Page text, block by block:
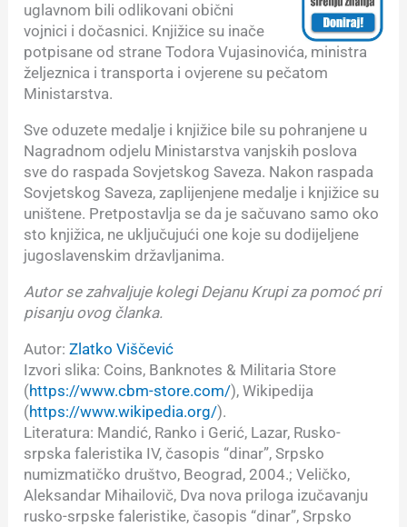
uglavnom bili odlikovani obični
vojnici i dočasnici. Knjižice su inače
potpisane od strane Todora Vujasinovića, ministra
željeznica i transporta i ovjerene su pečatom
Ministarstva.
Sve oduzete medalje i knjižice bile su pohranjene u
Nagradnom odjelu Ministarstva vanjskih poslova
sve do raspada Sovjetskog Saveza. Nakon raspada
Sovjetskog Saveza, zaplijenjene medalje i knjižice su
uništene. Pretpostavlja se da je sačuvano samo oko
sto knjižica, ne uključujući one koje su dodijeljene
jugoslavenskim državljanima.
Autor se zahvaljuje kolegi Dejanu Krupi za pomoć pri
pisanju ovog članka.
Autor:Zlatko Viščević
Izvori slika: Coins, Banknotes & Militaria Store
(https://www.cbm-store.com/), Wikipedija
(https://www.wikipedia.org/).
Literatura: Mandić, Ranko i Gerić, Lazar, Rusko-
srpska faleristika IV, časopis “dinar”, Srpsko
numizmatičko društvo, Beograd, 2004.; Veličko,
Aleksandar Mihailovič, Dva nova priloga izučavanju
rusko-srpske faleristike, časopis “dinar”, Srpsko